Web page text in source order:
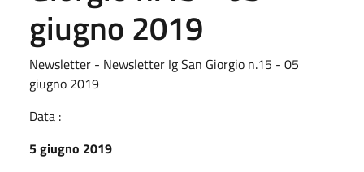
giugno 2019
Newsletter - Newsletter Ig San Giorgio n.15 - 05
giugno 2019
Data :
5 giugno 2019